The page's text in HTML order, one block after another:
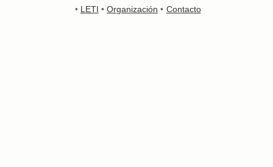
• LETI • Organización • Contacto